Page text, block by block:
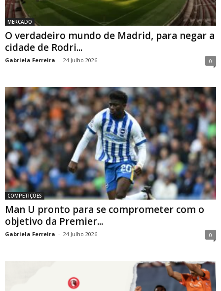
MERCADO
O verdadeiro mundo de Madrid, para negar a
cidade de Rodri...
Gabriela Ferreira - 24 Julho 2026 0
COMPETIÇÕES
Man U pronto para se comprometer com o
objetivo da Premier...
Gabriela Ferreira - 24 Julho 2026 0